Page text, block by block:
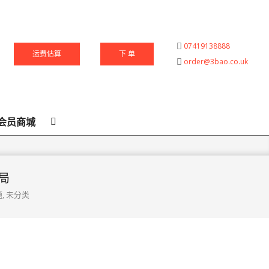
运费估算 下 单
07419138888
order@3bao.co.uk
员商城 Search
, 未分类